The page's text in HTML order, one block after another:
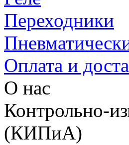
Переходники
Оплата и
О нас
Контрольно-
(КИПиА)